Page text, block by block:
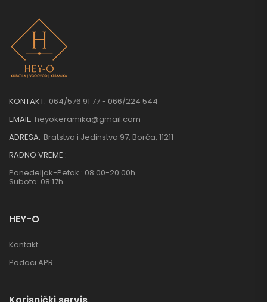
KONTAKT: 064/576 91 77 - 066/224 544
EMAIL: heyokeramika@gmail.com
ADRESA: Bratstva i Jedinstva 97, Borča, 11211
RADNO VREME :
Ponedeljak-Petak : 08:00-20:00h
Subota: 08:17h
HEY-O
Kontakt
Podaci APR